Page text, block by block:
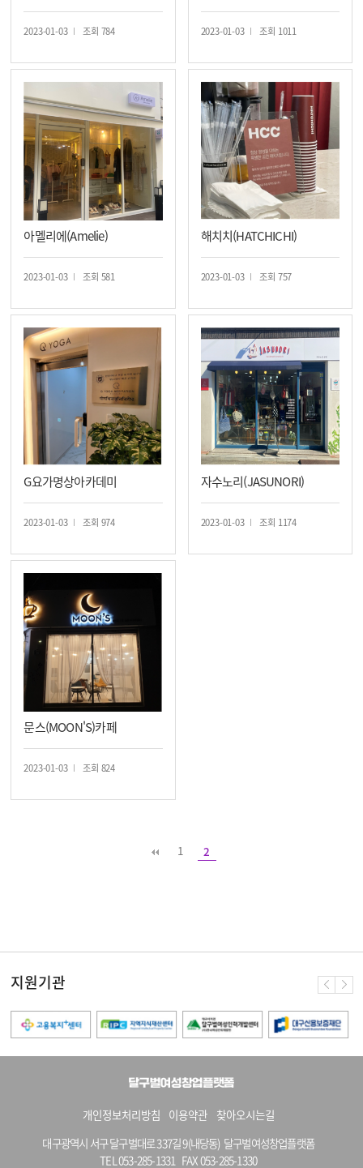
2023-01-03 조회 784 2023-01-03 조회 1011
아멜리에(Amelie)
2023-01-03 조회 581
해치치(HATCHICHI)
2023-01-03 조회 757
G요가명상아카데미
2023-01-03 조회 974
자수노리(JASUNORI)
2023-01-03 조회 1174
문스(MOON'S)카페
2023-01-03 조회 824
1 2
지원기관
개인정보처리방침 이용약관 찾아오시는길
대구광역시 서구 달구벌대로 337길 9(내당동) 달구벌여성창업플랫폼
TEL 053-285-1331 FAX 053-285-1330